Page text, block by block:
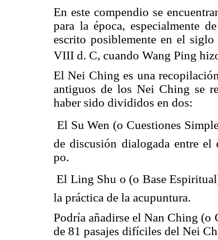
En este compendio se
para la época, especialmente
escrito posiblemente en el
VIII d. C, cuando Wang Ping
El Nei Ching es una
antiguos de los Nei Ching se
haber sido divididos en dos:
 El Su Wen (o Cuestiones
de discusión dialogada entre
po.
 El Ling Shu o (o Base
la práctica de la acupuntura.
Podría añadirse el Nan Ching
de 81 pasajes difíciles del Nei